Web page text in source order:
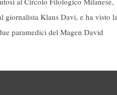
giornalista Klaus Davi, e ha visto
paramedici del Magen David